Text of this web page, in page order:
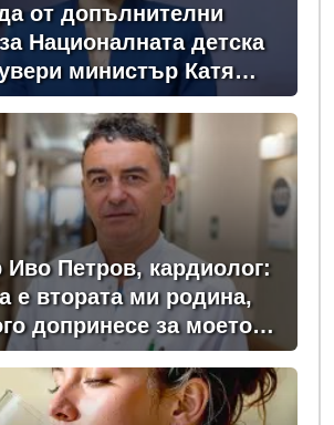
от допълнителни
Националната детска
министър Катя
Петров, кардиолог:
е втората ми родина,
допринесе за моето
развитие